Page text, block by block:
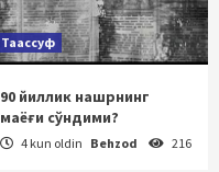
Таассуф
90 йиллик нашрнинг
маёғи сўндими?
4 kun oldin Behzod 216